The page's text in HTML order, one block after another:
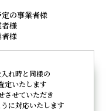
の事業者様
様
様
れ時と同様の
定いたします
させていただき
に対応いたします